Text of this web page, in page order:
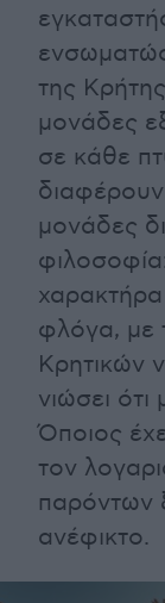
της
μονάδες
σε κάθε
μονάδες
φλόγα, με
Κρητικών
νιώσει
Όποιος
τον
παρόντων
ανέφικτο.